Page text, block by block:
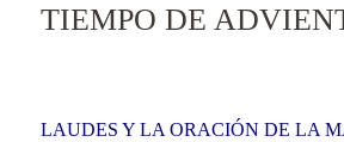
TIEMPO DE
LAUDES Y LA ORACIÓN DE LA